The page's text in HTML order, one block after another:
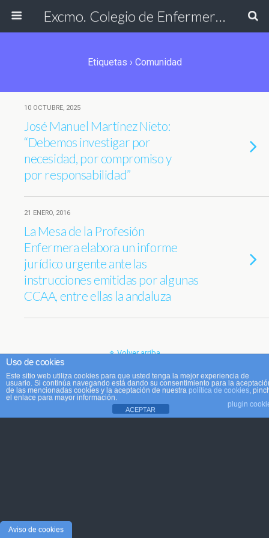
Excmo. Colegio de Enfermería de Cádiz
Etiquetas › Comunidad
10 OCTUBRE, 2025
José Manuel Martínez Nieto:
“Debemos investigar por
necesidad, por compromiso y
por responsabilidad”
21 ENERO, 2016
La Mesa de la Profesión
Enfermera elabora un informe
jurídico urgente ante las
instrucciones emitidas por algunas
CCAA, entre ellas la andaluza
Volver arriba
Móvil Escritorio
Uso de cookies
Este sitio web utiliza cookies para que usted tenga la mejor experiencia de
usuario. Si continúa navegando está dando su consentimiento para la
de las mencionadas cookies y la aceptación de nuestra política de cookies,
el enlace para mayor información.
plugin
ACEPTAR
Aviso de cookies